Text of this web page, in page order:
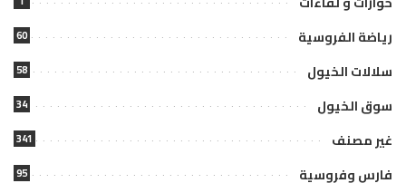
رياضة الفروسية 60
سلالات الخيول 58
سوق الخيول 34
غير مصنف 341
فارس وفروسية 95